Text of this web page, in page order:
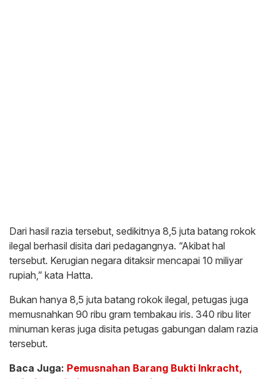
Dari hasil razia tersebut, sedikitnya 8,5 juta batang rokok
ilegal berhasil disita dari pedagangnya. “Akibat hal
tersebut. Kerugian negara ditaksir mencapai 10 miliyar
rupiah,” kata Hatta.
Bukan hanya 8,5 juta batang rokok ilegal, petugas juga
memusnahkan 90 ribu gram tembakau iris. 340 ribu liter
minuman keras juga disita petugas gabungan dalam razia
tersebut.
Baca Juga: Pemusnahan Barang Bukti Inkracht,